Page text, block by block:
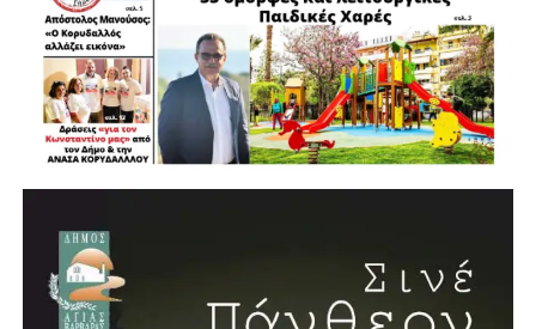
Η Αγία Βαρβάρα δείχνει ότι όταν Δήμος, Αστυνομία και
πολίτες λειτουργούν στην ίδια κατεύθυνση, η
παραβατικότητα δεν μένει χωρίς απάντηση.